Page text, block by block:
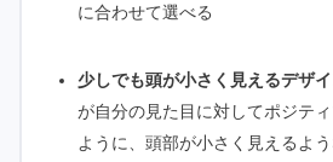
に合わせて選べる
少しでも頭が小さく見えるデザ
が自分の見た目に対してポジテ
ように、頭部が小さく見えるよ